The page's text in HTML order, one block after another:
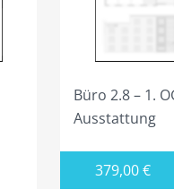
Produktseite
gewählt
werden
Büro 2.8 – 1.
Ausstattung
379,00€